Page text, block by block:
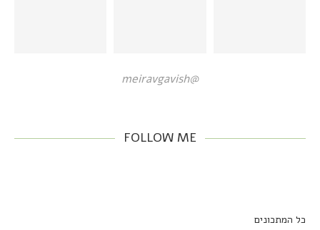
@meiravgavish
FOLLOW ME
כל המתכונים